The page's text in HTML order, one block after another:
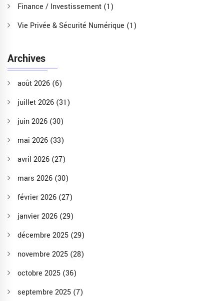
Finance / Investissement (1)
Vie Privée & Sécurité Numérique (1)
Archives
août 2026 (6)
juillet 2026 (31)
juin 2026 (30)
mai 2026 (33)
avril 2026 (27)
mars 2026 (30)
février 2026 (27)
janvier 2026 (29)
décembre 2025 (29)
novembre 2025 (28)
octobre 2025 (36)
septembre 2025 (7)